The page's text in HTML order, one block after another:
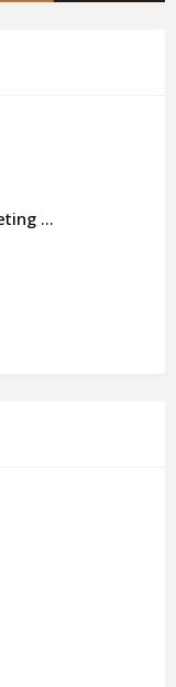
Jasmin Schwanke – Digitales Marketing & KI-gestützte Contenterstellung